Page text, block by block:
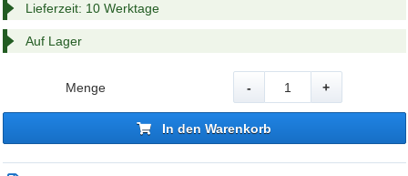
Lieferzeit: 10 Werktage
Auf Lager
Menge - +
In den Warenkorb